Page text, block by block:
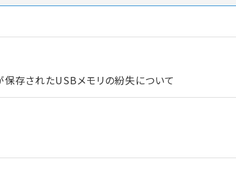
存されたUSBメモリの紛失について